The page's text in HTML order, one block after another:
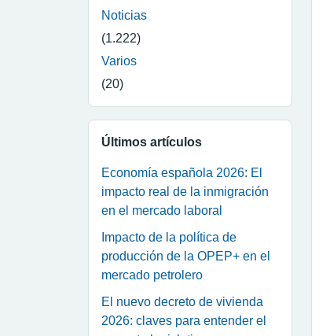
Noticias
(1.222)
Varios
(20)
Últimos artículos
Economía española 2026: El
impacto real de la inmigración
en el mercado laboral
Impacto de la política de
producción de la OPEP+ en el
mercado petrolero
El nuevo decreto de vivienda
2026: claves para entender el